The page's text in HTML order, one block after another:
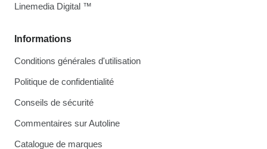
Informations
Conditions générales d'utilisation
Politique de confidentialité
Conseils de sécurité
Commentaires sur Autoline
Catalogue de marques
Linemedia Digital ™